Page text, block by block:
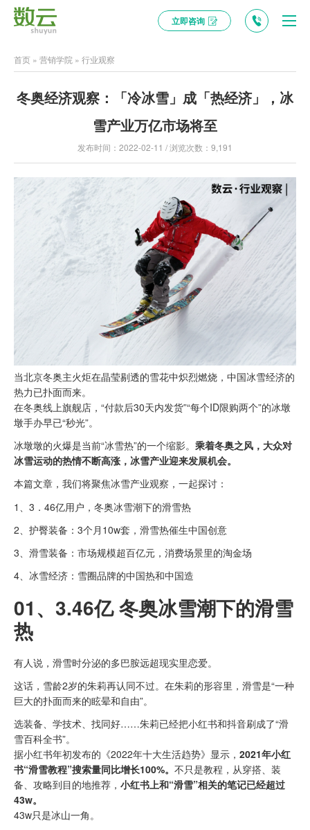
立即咨询
首页 » 营销学院 » 行业观察
冬奥经济观察：「冷冰雪」成「热经济」，冰
雪产业万亿市场将至
发布时间：2022-02-11 / 浏览次数：9,191
当北京冬奥主火炬在晶莹剔透的雪花中炽烈燃烧，中国冰雪经济的
热力已扑面而来。
在冬奥线上旗舰店，“付款后30天内发货”“每个ID限购两个”的冰墩
墩手办早已“秒光”。
冰墩墩的火爆是当前“冰雪热”的一个缩影。 乘着冬奥之风，大众对
冰雪运动的热情不断高涨，冰雪产业迎来发展机会。
本篇文章，我们将聚焦冰雪产业观察，一起探讨：
1、3．46亿用户，冬奥冰雪潮下的滑雪热
2、护臀装备：3个月10w套，滑雪热催生中国创意
3、滑雪装备：市场规模超百亿元，消费场景里的淘金场
4、冰雪经济：雪圈品牌的中国热和中国造
01、 3.46亿 冬奥冰雪潮下的滑雪
热
有人说，滑雪时分泌的多巴胺远超现实里恋爱。
这话，雪龄2岁的朱莉再认同不过。在朱莉的形容里，滑雪是“一种
巨大的扑面而来的眩晕和自由”。
选装备、学技术、找同好……朱莉已经把小红书和抖音刷成了“滑
雪百科全书”。
据小红书年初发布的《2022年十大生活趋势》显示， 2021年小红
书“滑雪教程”搜索量同比增长100%。 不只是教程，从穿搭、装
备、攻略到目的地推荐， 小红书上和“滑雪”相关的笔记已经超过
43w。
43w只是冰山一角。